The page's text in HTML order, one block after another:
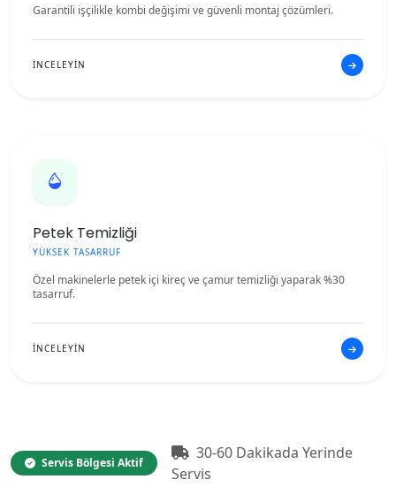
Garantili işçilikle kombi değişimi ve güvenli montaj çözümleri.
İNCELEYİN
Petek Temizliği
YÜKSEK TASARRUF
Özel makinelerle petek içi kireç ve çamur temizliği yaparak %30
tasarruf.
İNCELEYİN
Servis Bölgesi Aktif
30-60 Dakikada Yerinde
Servis